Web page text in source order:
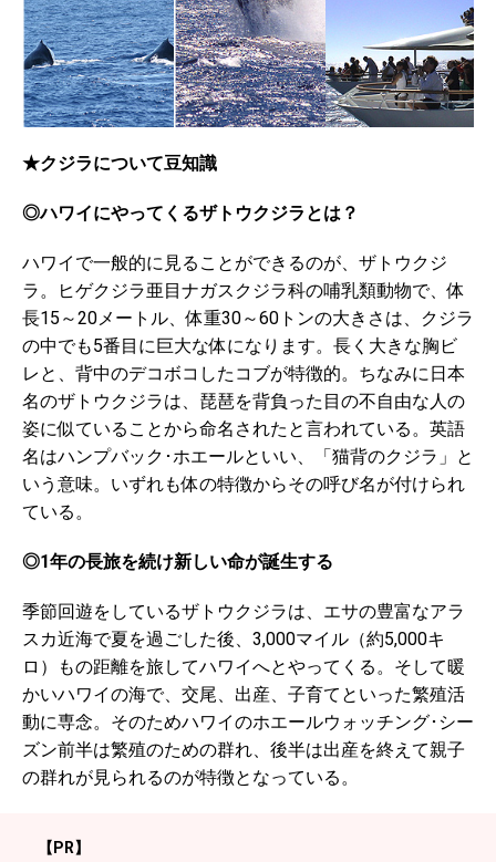
★クジラについて豆知識
◎ハワイにやってくるザトウクジラとは？
ハワイで一般的に見ることができるのが、ザトウクジ
ラ。ヒゲクジラ亜目ナガスクジラ科の哺乳類動物で、体
長15～20メートル、体重30～60トンの大きさは、クジラ
の中でも5番目に巨大な体になります。長く大きな胸ビ
レと、背中のデコボコしたコブが特徴的。ちなみに日本
名のザトウクジラは、琵琶を背負った目の不自由な人の
姿に似ていることから命名されたと言われている。英語
名はハンプバック･ホエールといい、「猫背のクジラ」と
いう意味。いずれも体の特徴からその呼び名が付けられ
ている。
◎1年の長旅を続け新しい命が誕生する
季節回遊をしているザトウクジラは、エサの豊富なアラ
スカ近海で夏を過ごした後、3,000マイル（約5,000キ
ロ）もの距離を旅してハワイへとやってくる。そして暖
かいハワイの海で、交尾、出産、子育てといった繁殖活
動に専念。そのためハワイのホエールウォッチング･シー
ズン前半は繁殖のための群れ、後半は出産を終えて親子
の群れが見られるのが特徴となっている。
【PR】